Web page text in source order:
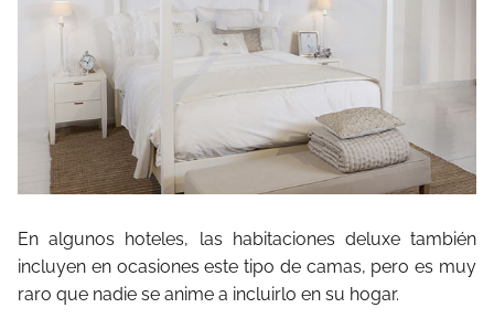
En algunos hoteles, las habitaciones deluxe también
incluyen en ocasiones este tipo de camas, pero es muy
raro que nadie se anime a incluirlo en su hogar.